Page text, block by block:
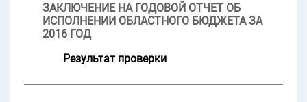
ЗАКЛЮЧЕНИЕ НА ГОДОВОЙ ОТЧЕТ ОБ
ИСПОЛНЕНИИ ОБЛАСТНОГО БЮДЖЕТА ЗА
2016 ГОД
Результат проверки